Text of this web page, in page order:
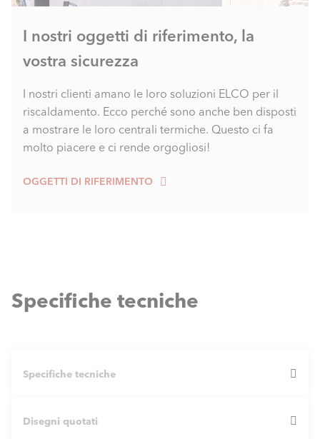
I nostri oggetti di riferimento, la
vostra sicurezza
I nostri clienti amano le loro soluzioni ELCO per il
riscaldamento. Ecco perché sono anche ben disposti
a mostrare le loro centrali termiche. Questo ci fa
molto piacere e ci rende orgogliosi!
OGGETTI DI RIFERIMENTO
Specifiche tecniche
Specifiche tecniche
Disegni quotati